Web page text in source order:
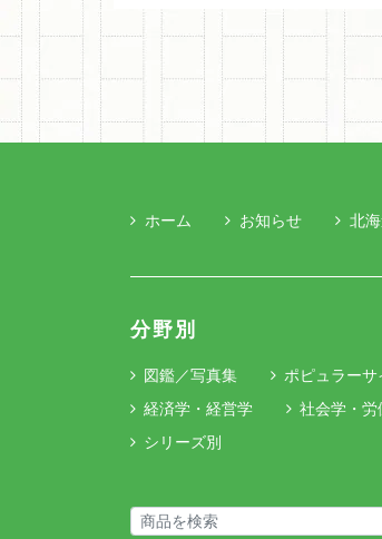
ホーム お知らせ 北
分野別
図鑑／写真集 ポピュラーサ
経済学・経営学
社会学・労
シリーズ別